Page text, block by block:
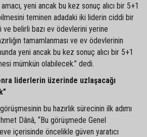
amacı, yeni ancak bu kez sonuç alıcı bir 5+1
teminen adadaki iki liderin ciddi bir
ve belirli bazı ev ödevlerini yerine
tamamlanması ve ev ödevlerinin
yeni ancak bu kez sonuç alıcı bir 5+1
mümkün olabilecek.” dedi.
liderlerin üzerinde uzlaşacağı
bu hazırlık sürecinin ilk adımı
Dânâ, “Bu görüşmede Genel
içerisinde öncelikle güven yaratıcı